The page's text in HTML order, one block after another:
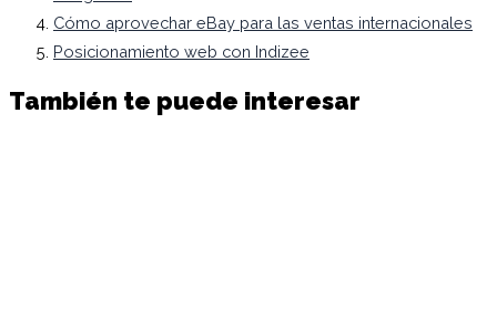
Cómo aprovechar eBay para las ventas internacionales
Posicionamiento web con Indizee
También te puede interesar